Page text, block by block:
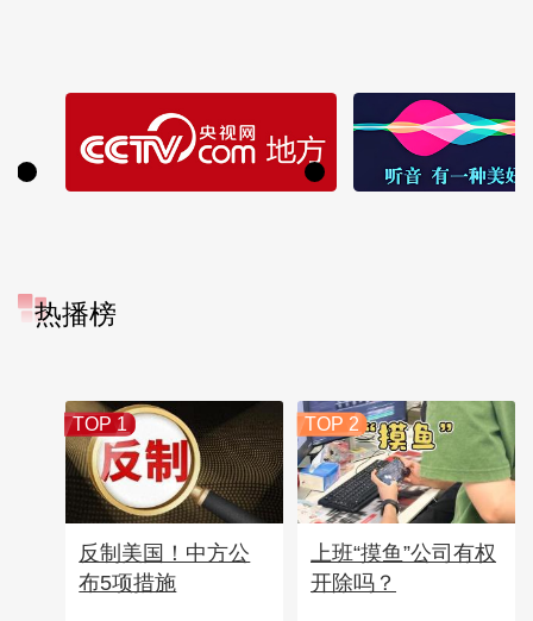
热播榜
TOP 1
反制美国！中方公
布5项措施
TOP 2
上班“摸鱼”公司有权
开除吗？